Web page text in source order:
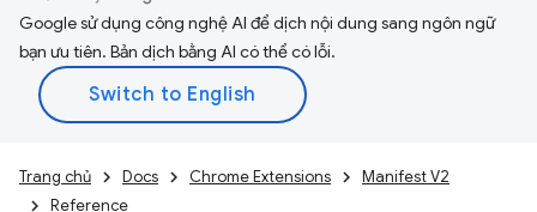
Google sử dụng công nghệ AI để dịch nội dung sang ngôn ngữ
bạn ưu tiên. Bản dịch bằng AI có thể có lỗi.
Trang chủ Docs Chrome Extensions
Manifest V2
Reference